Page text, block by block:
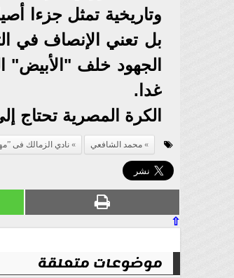
وتاريخية تمثل جزءا
بل تعني الإنصاف في
الجهود خلف "الأبيض"
غدا.
الكرة المصرية تحتاج
محمد الشافعي نادي الزمالك فى
⇧
موضوعات متعلقة